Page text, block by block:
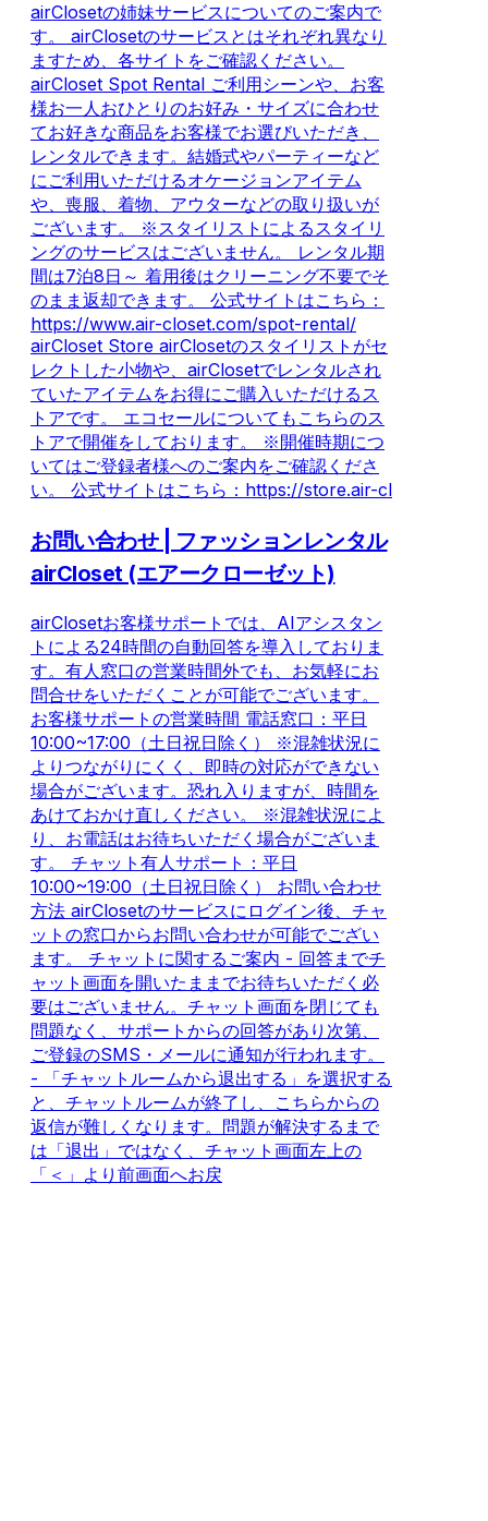
airClosetの姉妹サービスについてのご案内で
す。 airClosetのサービスとはそれぞれ異なり
ますため、各サイトをご確認ください。
airCloset Spot Rental ご利用シーンや、お客
様お一人おひとりのお好み・サイズに合わせ
てお好きな商品をお客様でお選びいただき、
レンタルできます。結婚式やパーティーなど
にご利用いただけるオケージョンアイテム
や、喪服、着物、アウターなどの取り扱いが
ございます。 ※スタイリストによるスタイリ
ングのサービスはございません。 レンタル期
間は7泊8日～ 着用後はクリーニング不要でそ
のまま返却できます。 公式サイトはこちら：
https://www.air-closet.com/spot-rental/
airCloset Store airClosetのスタイリストがセ
レクトした小物や、airClosetでレンタルされ
ていたアイテムをお得にご購入いただけるス
トアです。 エコセールについてもこちらのス
トアで開催をしております。 ※開催時期につ
いてはご登録者様へのご案内をご確認くださ
い。 公式サイトはこちら：https://store.air-cl
お問い合わせ | ファッションレンタル
airCloset (エアークローゼット)
airClosetお客様サポートでは、AIアシスタン
トによる24時間の自動回答を導入しておりま
す。有人窓口の営業時間外でも、お気軽にお
問合せをいただくことが可能でございます。
お客様サポートの営業時間 電話窓口：平日
10:00~17:00（土日祝日除く） ※混雑状況に
よりつながりにくく、即時の対応ができない
場合がございます。恐れ入りますが、時間を
あけておかけ直しください。 ※混雑状況によ
り、お電話はお待ちいただく場合がございま
す。 チャット有人サポート：平日
10:00~19:00（土日祝日除く） お問い合わせ
方法 airClosetのサービスにログイン後、チャ
ットの窓口からお問い合わせが可能でござい
ます。 チャットに関するご案内 - 回答までチ
ャット画面を開いたままでお待ちいただく必
要はございません。チャット画面を閉じても
問題なく、サポートからの回答があり次第、
ご登録のSMS・メールに通知が行われます。
- 「チャットルームから退出する」を選択する
と、チャットルームが終了し、こちらからの
返信が難しくなります。問題が解決するまで
は「退出」ではなく、チャット画面左上の
「＜」より前画面へお戻